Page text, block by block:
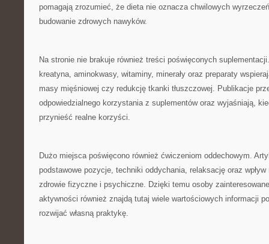
pomagają zrozumieć, że dieta nie oznacza chwilowych
budowanie zdrowych nawyków.
Na stronie nie brakuje również treści poświęconych
kreatyna, aminokwasy, witaminy, minerały oraz preparaty
masy mięśniowej czy redukcję tkanki tłuszczowej. Publikacje
odpowiedzialnego korzystania z suplementów oraz wyjaśniają,
przynieść realne korzyści.
Dużo miejsca poświęcono również ćwiczeniom oddechowym.
podstawowe pozycje, techniki oddychania, relaksację oraz
zdrowie fizyczne i psychiczne. Dzięki temu osoby
aktywności również znajdą tutaj wiele wartościowych informacji
rozwijać własną praktykę.